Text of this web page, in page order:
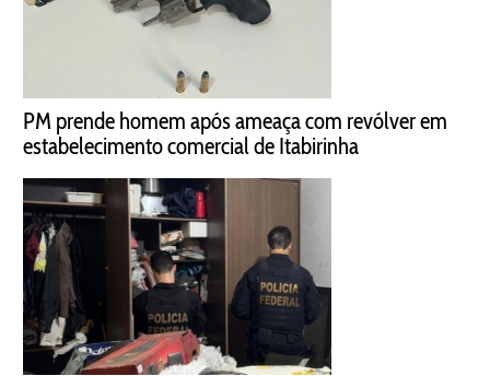
PM prende homem após ameaça com revólver em
estabelecimento comercial de Itabirinha